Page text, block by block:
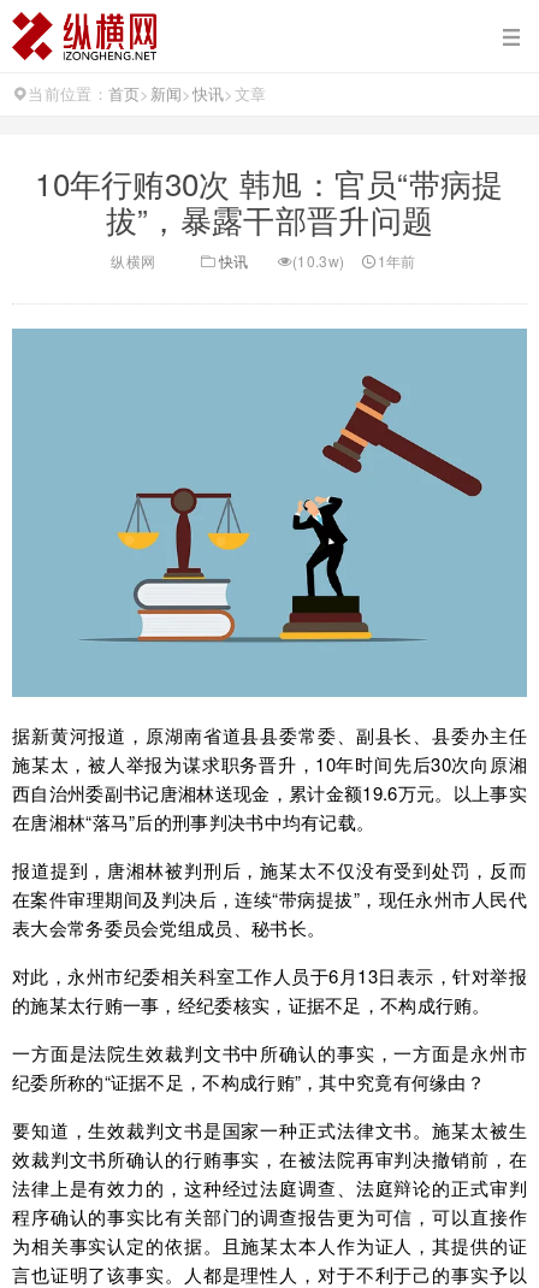
当前位置： 首页> 新闻>快讯>文章
10年行贿30次 韩旭：官员“带病提
拔”，暴露干部晋升问题
纵横网 快讯 (10.3w) 1年前
据新黄河报道，原湖南省道县县委常委、副县长、县委办主任
施某太，被人举报为谋求职务晋升，10年时间先后30次向原湘
西自治州委副书记唐湘林送现金，累计金额19.6万元。以上事实
在唐湘林“落马”后的刑事判决书中均有记载。
报道提到，唐湘林被判刑后，施某太不仅没有受到处罚，反而
在案件审理期间及判决后，连续“带病提拔”，现任永州市人民代
表大会常务委员会党组成员、秘书长。
对此，永州市纪委相关科室工作人员于6月13日表示，针对举报
的施某太行贿一事，经纪委核实，证据不足，不构成行贿。
一方面是法院生效裁判文书中所确认的事实，一方面是永州市
纪委所称的“证据不足，不构成行贿”，其中究竟有何缘由？
要知道，生效裁判文书是国家一种正式法律文书。施某太被生
效裁判文书所确认的行贿事实，在被法院再审判决撤销前，在
法律上是有效力的，这种经过法庭调查、法庭辩论的正式审判
程序确认的事实比有关部门的调查报告更为可信，可以直接作
为相关事实认定的依据。且施某太本人作为证人，其提供的证
言也证明了该事实。人都是理性人，对于不利于己的事实予以